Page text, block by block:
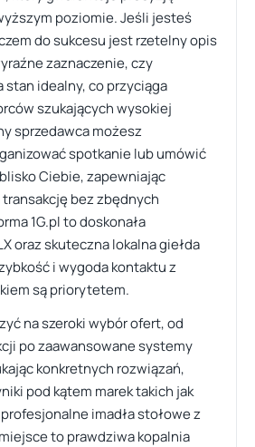
poziomie. Jeśli jesteś
do sukcesu jest rzetelny opis
zaznaczenie, czy
stan idealny, co przyciąga
szukających wysokiej
sprzedawca możesz
spotkanie lub umówić
Ciebie, zapewniając
bez zbędnych
1G.pl to doskonała
oraz skuteczna lokalna giełda
i wygoda kontaktu z
są priorytetem.
na szeroki wybór ofert, od
po zaawansowane systemy
konkretnych rozwiązań,
pod kątem marek takich jak
imadła stołowe z
to prawdziwa kopalnia